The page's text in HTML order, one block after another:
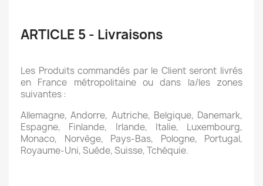
ARTICLE 5 - Livraisons
Les Produits commandés par le Client seront livrés
en France métropolitaine ou dans la/les zones
suivantes :
Allemagne, Andorre, Autriche, Belgique, Danemark,
Espagne, Finlande, Irlande, Italie, Luxembourg,
Monaco, Norvège, Pays-Bas, Pologne, Portugal,
Royaume-Uni, Suède, Suisse, Tchéquie.